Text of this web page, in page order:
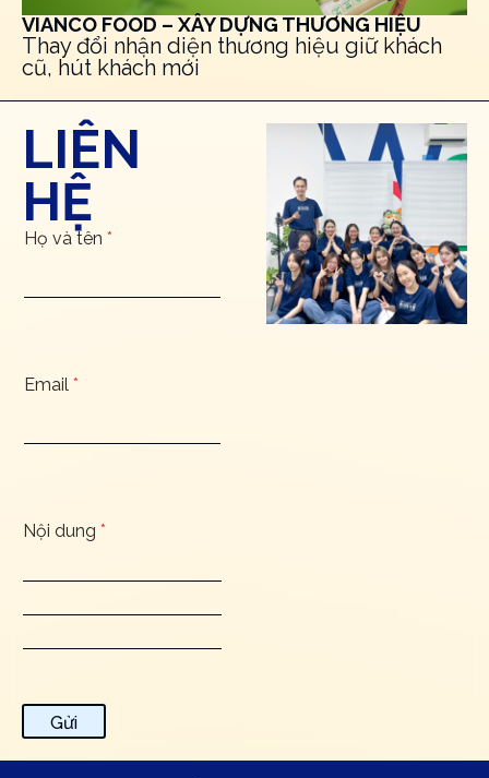
VIANCO FOOD – XÂY DỰNG THƯƠNG HIỆU
Thay đổi nhận diện thương hiệu giữ khách
cũ, hút khách mới
LIÊN
HỆ
Họ và tên *
Email *
Nội dung *
Gửi